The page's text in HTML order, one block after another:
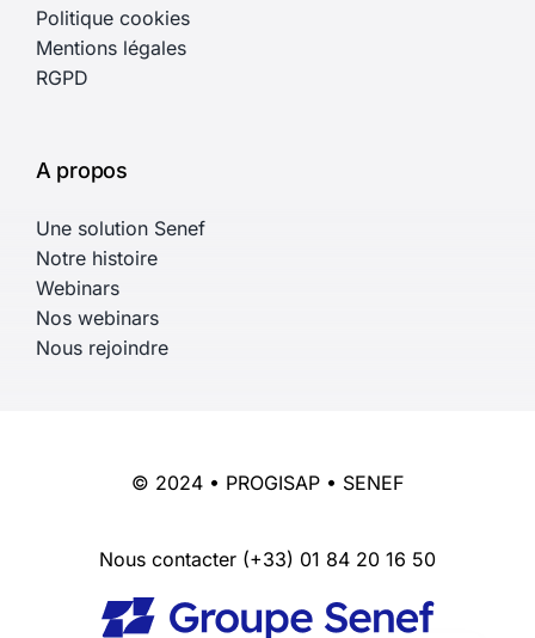
Politique cookies
Mentions légales
RGPD
A propos
Une solution Senef
Notre histoire
Webinars
Nos webinars
Nous rejoindre
© 2024 • PROGISAP • SENEF
Nous contacter (+33) 01 84 20 16 50
English